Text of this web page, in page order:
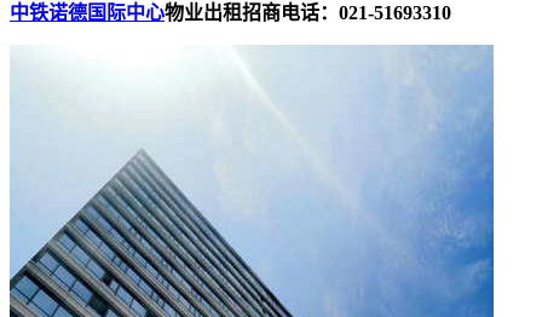
中铁诺德国际中心物业出租招商电话：021-51693310